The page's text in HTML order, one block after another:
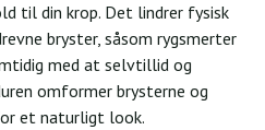
til din krop. Det lindrer fysisk
bryster, såsom rygsmerter
med at selvtillid og
omformer brysterne og
et naturligt look.